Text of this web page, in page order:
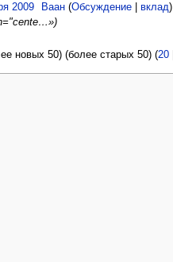
2009 Ваан (Обсуждение| вклад)
новых 50) (более старых 50) (20|